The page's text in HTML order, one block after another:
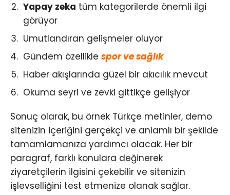
Yapay zeka tüm kategorilerde önemli ilgi
görüyor
Umutlandıran gelişmeler oluyor
Gündem özellikle spor ve sağlık
Haber akışlarında güzel bir akıcılık mevcut
Okuma seyri ve zevki gittikçe gelişiyor
Sonuç olarak, bu örnek Türkçe metinler, demo
sitenizin içeriğini gerçekçi ve anlamlı bir şekilde
tamamlamanıza yardımcı olacak. Her bir
paragraf, farklı konulara değinerek
ziyaretçilerin ilgisini çekebilir ve sitenizin
işlevselliğini test etmenize olanak sağlar.